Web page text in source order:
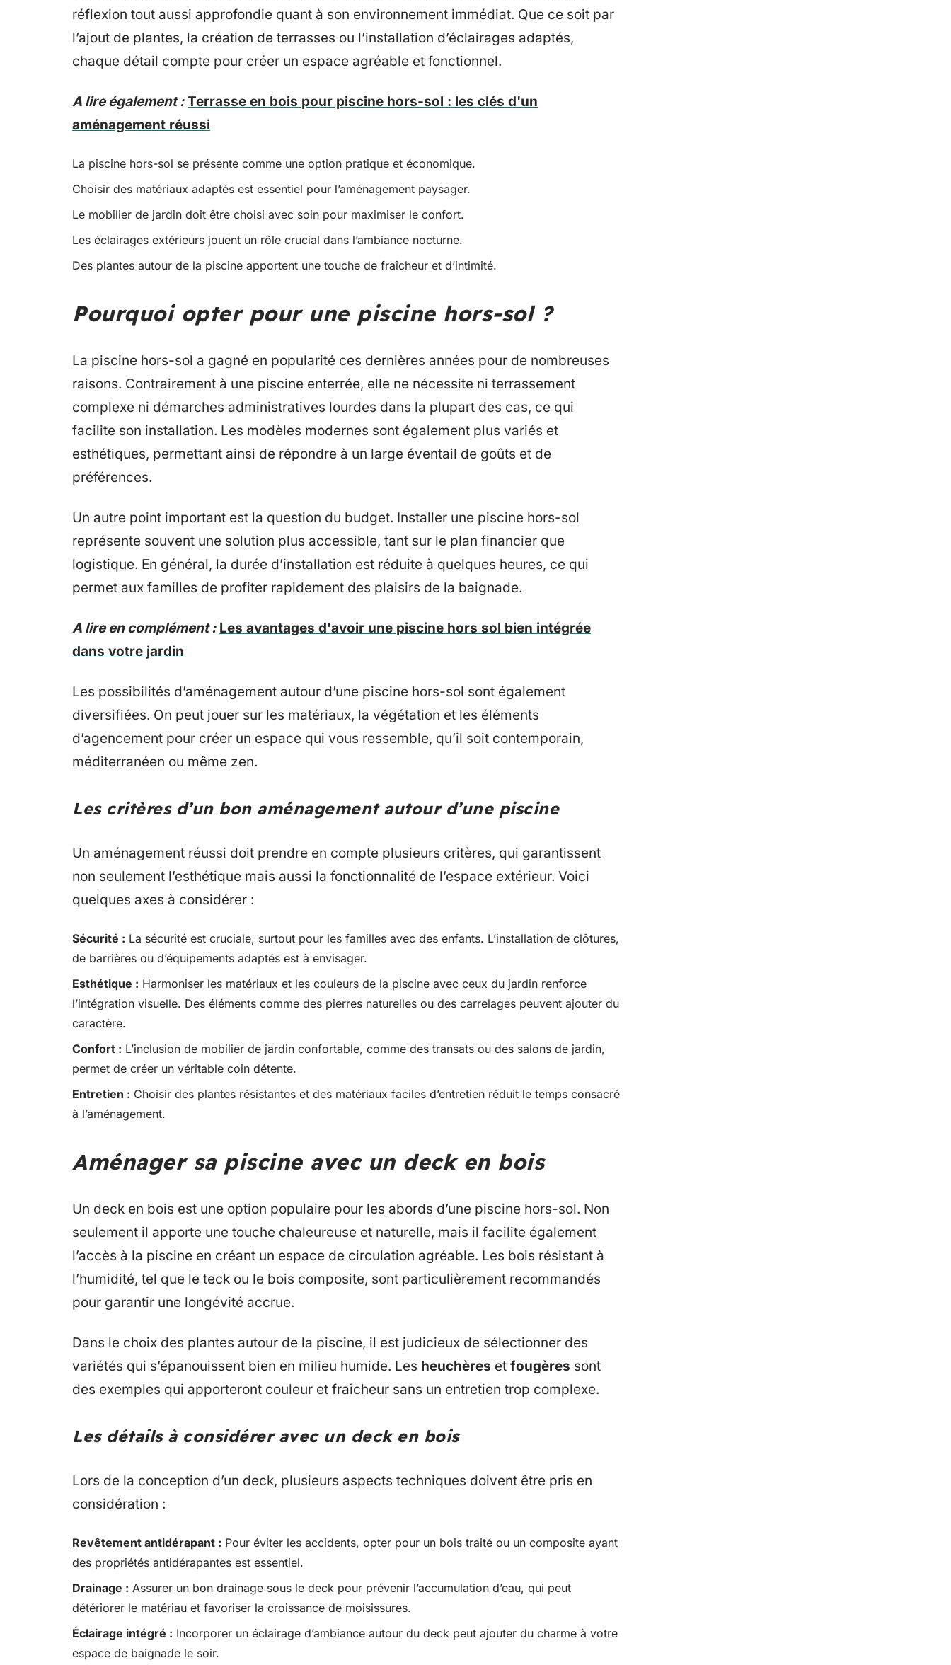
réflexion tout aussi approfondie quant à son environnement immédiat. Que ce soit par
l’ajout de plantes, la création de terrasses ou l’installation d’éclairages adaptés,
chaque détail compte pour créer un espace agréable et fonctionnel.
A lire également : Terrasse en bois pour piscine hors-sol : les clés d'un
aménagement réussi
La piscine hors-sol se présente comme une option pratique et économique.
Choisir des matériaux adaptés est essentiel pour l’aménagement paysager.
Le mobilier de jardin doit être choisi avec soin pour maximiser le confort.
Les éclairages extérieurs jouent un rôle crucial dans l’ambiance nocturne.
Des plantes autour de la piscine apportent une touche de fraîcheur et d’intimité.
Pourquoi opter pour une piscine hors-sol ?
La piscine hors-sol a gagné en popularité ces dernières années pour de nombreuses
raisons. Contrairement à une piscine enterrée, elle ne nécessite ni terrassement
complexe ni démarches administratives lourdes dans la plupart des cas, ce qui
facilite son installation. Les modèles modernes sont également plus variés et
esthétiques, permettant ainsi de répondre à un large éventail de goûts et de
préférences.
Un autre point important est la question du budget. Installer une piscine hors-sol
représente souvent une solution plus accessible, tant sur le plan financier que
logistique. En général, la durée d’installation est réduite à quelques heures, ce qui
permet aux familles de profiter rapidement des plaisirs de la baignade.
A lire en complément : Les avantages d'avoir une piscine hors sol bien intégrée
dans votre jardin
Les possibilités d’aménagement autour d’une piscine hors-sol sont également
diversifiées. On peut jouer sur les matériaux, la végétation et les éléments
d’agencement pour créer un espace qui vous ressemble, qu’il soit contemporain,
méditerranéen ou même zen.
Les critères d’un bon aménagement autour d’une piscine
Un aménagement réussi doit prendre en compte plusieurs critères, qui garantissent
non seulement l’esthétique mais aussi la fonctionnalité de l’espace extérieur. Voici
quelques axes à considérer :
Sécurité : La sécurité est cruciale, surtout pour les familles avec des enfants. L’installation de clôtures,
de barrières ou d’équipements adaptés est à envisager.
Esthétique : Harmoniser les matériaux et les couleurs de la piscine avec ceux du jardin renforce
l’intégration visuelle. Des éléments comme des pierres naturelles ou des carrelages peuvent ajouter du
caractère.
Confort : L’inclusion de mobilier de jardin confortable, comme des transats ou des salons de jardin,
permet de créer un véritable coin détente.
Entretien : Choisir des plantes résistantes et des matériaux faciles d’entretien réduit le temps consacré
à l’aménagement.
Aménager sa piscine avec un deck en bois
Un deck en bois est une option populaire pour les abords d’une piscine hors-sol. Non
seulement il apporte une touche chaleureuse et naturelle, mais il facilite également
l’accès à la piscine en créant un espace de circulation agréable. Les bois résistant à
l’humidité, tel que le teck ou le bois composite, sont particulièrement recommandés
pour garantir une longévité accrue.
Dans le choix des plantes autour de la piscine, il est judicieux de sélectionner des
variétés qui s’épanouissent bien en milieu humide. Les heuchères et fougères sont
des exemples qui apporteront couleur et fraîcheur sans un entretien trop complexe.
Les détails à considérer avec un deck en bois
Lors de la conception d’un deck, plusieurs aspects techniques doivent être pris en
considération :
Revêtement antidérapant : Pour éviter les accidents, opter pour un bois traité ou un composite ayant
des propriétés antidérapantes est essentiel.
Drainage : Assurer un bon drainage sous le deck pour prévenir l’accumulation d’eau, qui peut
détériorer le matériau et favoriser la croissance de moisissures.
Éclairage intégré : Incorporer un éclairage d’ambiance autour du deck peut ajouter du charme à votre
espace de baignade le soir.